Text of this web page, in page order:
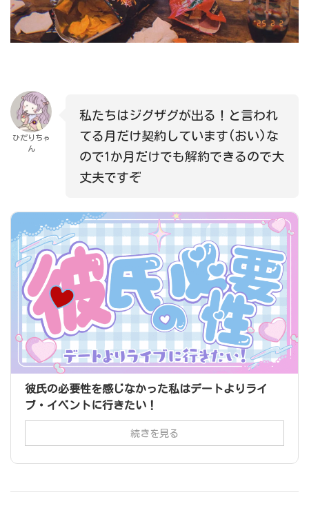
ひだりちゃ
ん
私たちはジグザグが出る！と言われ
てる月だけ契約しています(おい)な
ので1か月だけでも解約できるので大
丈夫ですぞ
彼氏の必要性を感じなかった私はデートよりライ
ブ・イベントに行きたい！
続きを見る